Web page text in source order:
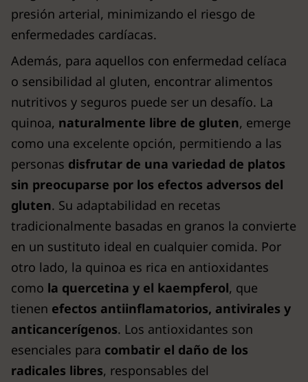
presión arterial, minimizando el riesgo de
enfermedades cardíacas.
Además, para aquellos con enfermedad celíaca
o sensibilidad al gluten, encontrar alimentos
nutritivos y seguros puede ser un desafío. La
quinoa, naturalmente libre de gluten, emerge
como una excelente opción, permitiendo a las
personas disfrutar de una variedad de platos
sin preocuparse por los efectos adversos del
gluten. Su adaptabilidad en recetas
tradicionalmente basadas en granos la convierte
en un sustituto ideal en cualquier comida. Por
otro lado, la quinoa es rica en antioxidantes
como la quercetina y el kaempferol, que
tienen efectos antiinflamatorios, antivirales y
anticancerígenos. Los antioxidantes son
esenciales para combatir el daño de los
radicales libres, responsables del